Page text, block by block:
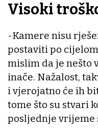
Visoki
-Kamere nisu
postaviti po
mislim da je nešto
inače. Nažalost,
i vjerojatno će ih
tome što su stvari
posljednje vrijeme